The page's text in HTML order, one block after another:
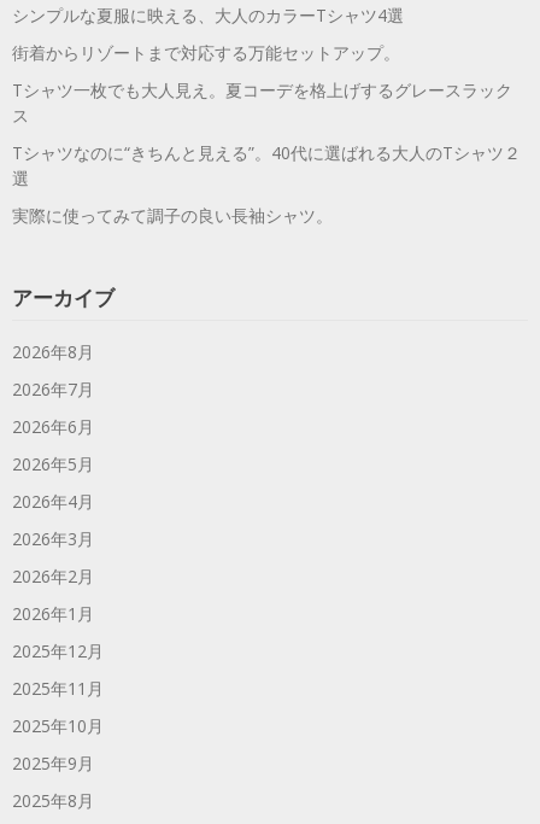
り
シンプルな夏服に映える、大人のカラーTシャツ4選
街着からリゾートまで対応する万能セットアップ。
Tシャツ一枚でも大人見え。夏コーデを格上げするグレースラック
ス
Tシャツなのに“きちんと見える”。40代に選ばれる大人のTシャツ２
選
実際に使ってみて調子の良い長袖シャツ。
アーカイブ
2026年8月
2026年7月
2026年6月
2026年5月
2026年4月
2026年3月
2026年2月
2026年1月
2025年12月
2025年11月
2025年10月
2025年9月
2025年8月